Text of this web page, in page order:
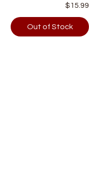
Price
$15.99
Out of Stock